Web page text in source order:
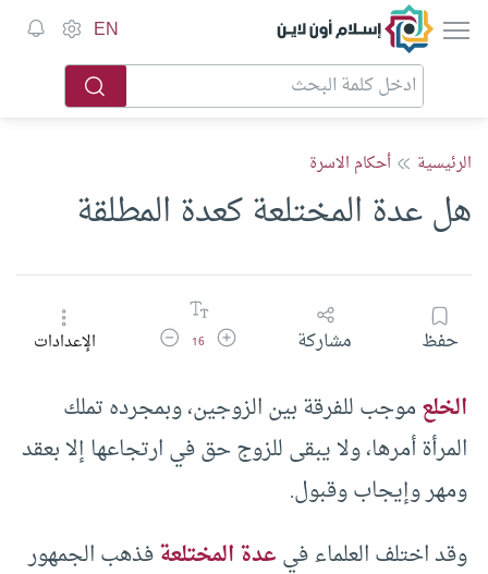
إسلام أون لاين EN
الرئيسية أحكام الاسرة
هل عدة المختلعة كعدة المطلقة
حفظ مشاركة زيادة حجم الخط
16 تقليل حجم الخطالإعدادات
الخلعموجب للفرقة بين الزوجين، وبمجرده تملك
المرأة أمرها، ولا يبقى للزوج حق في ارتجاعها إلا بعقد
ومهر وإيجاب وقبول.
وقد اختلف العلماء فيعدة المختلعةفذهب الجمهور